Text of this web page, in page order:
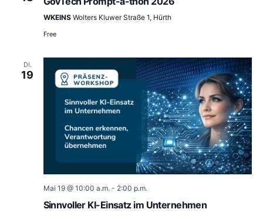
WKEINS Wolters Kluwer Straße 1, Hürth
Free
DI.
19
Mai 19 @ 10:00 a.m.- 2:00 p.m.
Sinnvoller KI-Einsatz im Unternehmen